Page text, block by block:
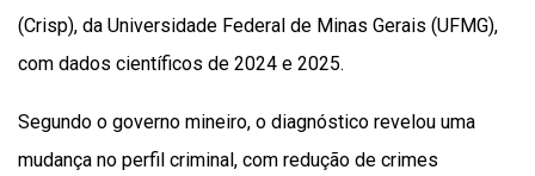
(Crisp), da Universidade Federal de Minas Gerais (UFMG),
com dados científicos de 2024 e 2025.
Segundo o governo mineiro, o diagnóstico revelou uma
mudança no perfil criminal, com redução de crimes